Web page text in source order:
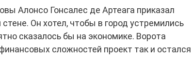
Алонсо Гонсалес де Артеага приказал
Он хотел, чтобы в город устремились
сказалось бы на экономике. Ворота
сложностей проект так и остался